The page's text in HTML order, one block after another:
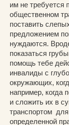
им не требуется
общественном
поставить
предложением
нуждаются.
показаться
помощь тебе
инвалиды с
окружающих,
например, когда
и сложить их в
транспортом
определенной